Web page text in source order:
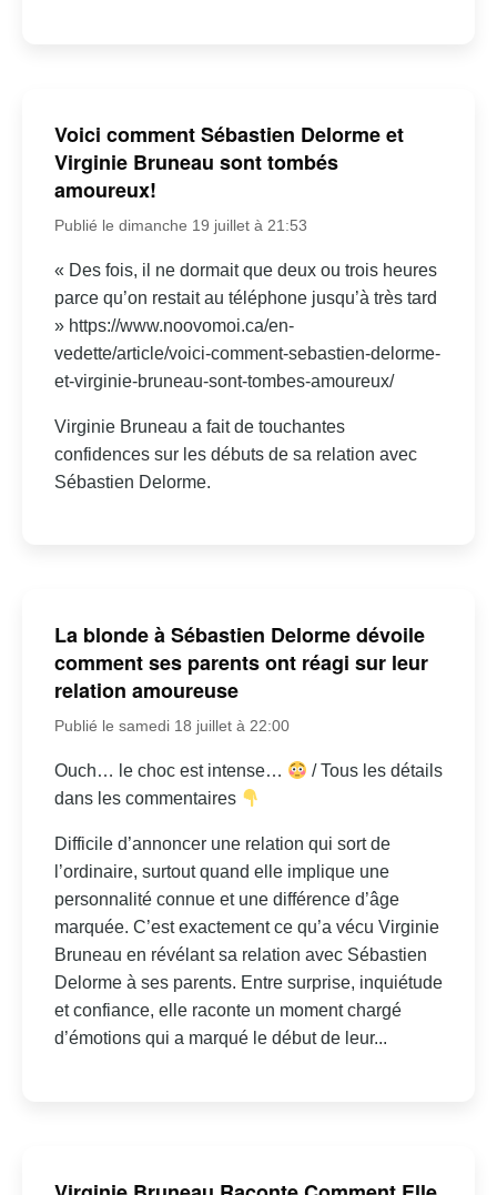
Voici comment Sébastien Delorme et
Virginie Bruneau sont tombés
amoureux!
Publié le dimanche 19 juillet à 21:53
« Des fois, il ne dormait que deux ou trois heures
parce qu’on restait au téléphone jusqu’à très tard
» https://www.noovomoi.ca/en-
vedette/article/voici-comment-sebastien-delorme-
et-virginie-bruneau-sont-tombes-amoureux/
Virginie Bruneau a fait de touchantes
confidences sur les débuts de sa relation avec
Sébastien Delorme.
La blonde à Sébastien Delorme dévoile
comment ses parents ont réagi sur leur
relation amoureuse
Publié le samedi 18 juillet à 22:00
Ouch… le choc est intense…
/ Tous les détails
dans les commentaires
Difficile d’annoncer une relation qui sort de
l’ordinaire, surtout quand elle implique une
personnalité connue et une différence d’âge
marquée. C’est exactement ce qu’a vécu Virginie
Bruneau en révélant sa relation avec Sébastien
Delorme à ses parents. Entre surprise, inquiétude
et confiance, elle raconte un moment chargé
d’émotions qui a marqué le début de leur...